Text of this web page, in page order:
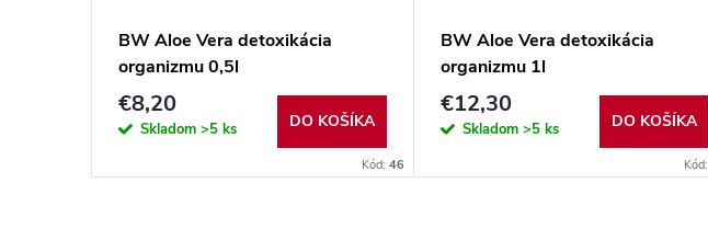
BW Aloe Vera detoxikácia
organizmu 0,5l
€8,20
Skladom >5 ks DO KOŠÍKA
Kód: 46
BW Aloe Vera detoxikácia
organizmu 1l
€12,30
Skladom >5 ks DO KOŠÍKA
Kód: